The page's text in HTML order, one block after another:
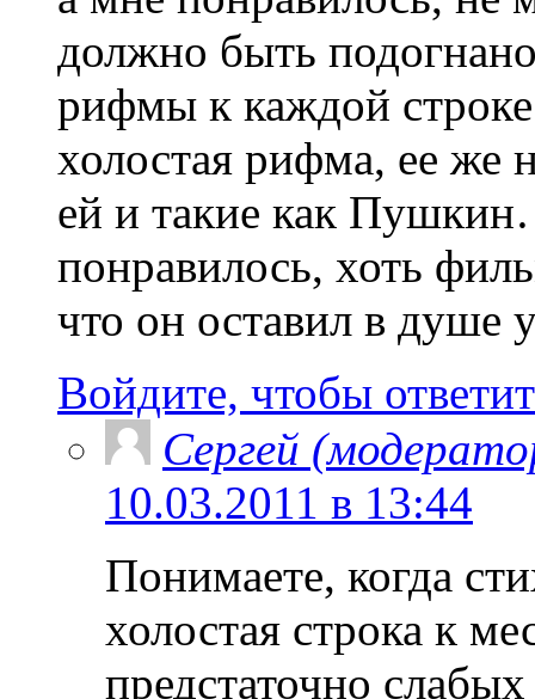
должно быть
рифмы к каждой
холостая рифма, ее же
ей и такие как
понравилось, хоть
что он оставил в душе
Войдите, чтобы
Сергей
10.03.2011 в 13:44
Понимаете, когда
холостая строка к
предстаточно